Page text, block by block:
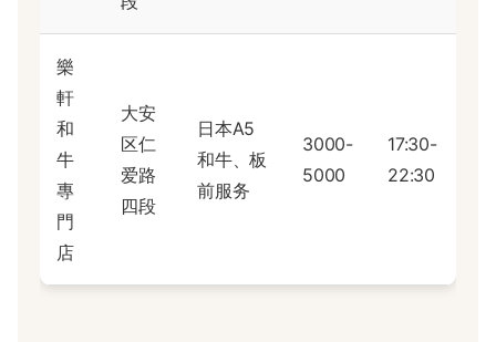
樂
軒
和
牛
專
門
店
大安
区仁
爱路
四段
日本A5
和牛、板
前服务
3000-
5000
17:30-
22:30